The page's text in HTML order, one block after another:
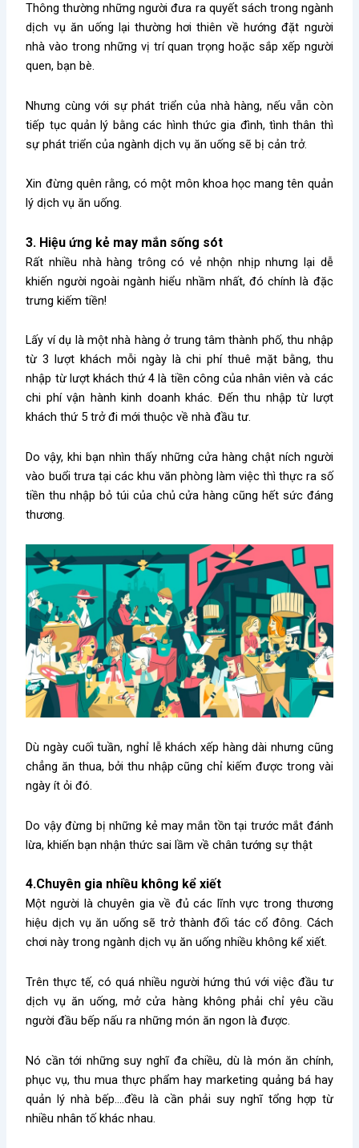
Thông thường những người đưa ra quyết sách trong ngành
dịch vụ ăn uống lại thường hơi thiên về hướng đặt người
nhà vào trong những vị trí quan trọng hoặc sắp xếp người
quen, bạn bè.
Nhưng cùng với sự phát triển của nhà hàng, nếu vẫn còn
tiếp tục quản lý bằng các hình thức gia đình, tình thân thì
sự phát triển của ngành dịch vụ ăn uống sẽ bị cản trở.
Xin đừng quên rằng, có một môn khoa học mang tên quản
lý dịch vụ ăn uống.
3. Hiệu ứng kẻ may mắn sống sót
Rất nhiều nhà hàng trông có vẻ nhộn nhịp nhưng lại dễ
khiến người ngoài ngành hiểu nhầm nhất, đó chính là đặc
trưng kiếm tiền!
Lấy ví dụ là một nhà hàng ở trung tâm thành phố, thu nhập
từ 3 lượt khách mỗi ngày là chi phí thuê mặt bằng, thu
nhập từ lượt khách thứ 4 là tiền công của nhân viên và các
chi phí vận hành kinh doanh khác. Đến thu nhập từ lượt
khách thứ 5 trở đi mới thuộc về nhà đầu tư.
Do vậy, khi bạn nhìn thấy những cửa hàng chật ních người
vào buổi trưa tại các khu văn phòng làm việc thì thực ra số
tiền thu nhập bỏ túi của chủ cửa hàng cũng hết sức đáng
thương.
Dù ngày cuối tuần, nghỉ lễ khách xếp hàng dài nhưng cũng
chẳng ăn thua, bởi thu nhập cũng chỉ kiếm được trong vài
ngày ít ỏi đó.
Do vậy đừng bị những kẻ may mắn tồn tại trước mắt đánh
lừa, khiến bạn nhận thức sai lầm về chân tướng sự thật
4.Chuyên gia nhiều không kể xiết
Một người là chuyên gia về đủ các lĩnh vực trong thương
hiệu dịch vụ ăn uống sẽ trở thành đối tác cổ đông. Cách
chơi này trong ngành dịch vụ ăn uống nhiều không kể xiết.
Trên thực tế, có quá nhiều người hứng thú với việc đầu tư
dịch vụ ăn uống, mở cửa hàng không phải chỉ yêu cầu
người đầu bếp nấu ra những món ăn ngon là được.
Nó cần tới những suy nghĩ đa chiều, dù là món ăn chính,
phục vụ, thu mua thực phẩm hay marketing quảng bá hay
quản lý nhà bếp….đều là cần phải suy nghĩ tổng hợp từ
nhiều nhân tố khác nhau.